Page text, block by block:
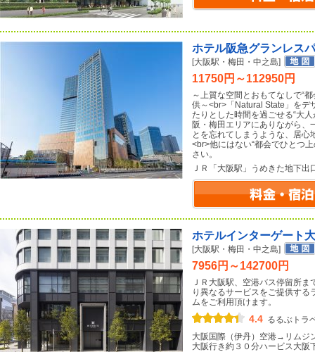
ホテル阪急グランレス
[大阪駅・梅田・中之島]
11750円～112950円
～上質な空間とおもてなしで“
供～<br>「Natural State」をデ
たりとした時間を過ごせる“大
阪・梅田エリアにありながら、
とを忘れてしまうような、居
<br>他にはない“都会でひとつ
さい。
ＪＲ「大阪駅」うめきた地下出
ホテルインターゲート
[大阪駅・梅田・中之島]
7956円～142700円
ＪＲ大阪駅、空港バス停留所
り異なるサービスをご提供す
ムをご利用頂けます。
4.4 るるぶトラ
大阪国際（伊丹）空港→リムジ
大阪行き約３０分ハービス大